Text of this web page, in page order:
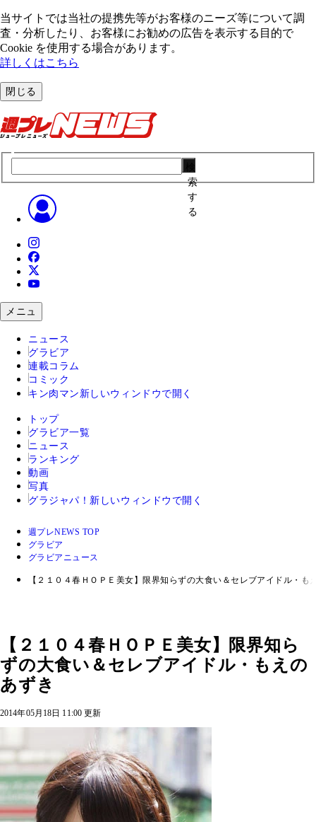
当サイトでは当社の提携先等がお客様のニーズ等について調
査・分析したり、お客様にお勧めの広告を表⽰する⽬的で
Cookie を使⽤する場合があります。
詳しくはこちら
閉じる
索
す
る
メニュ
ニュース
グラビア
連載コラム
コミック
キン肉マン 新しいウィンドウで開く
トップ
グラビア一覧
ニュース
ランキング
動画
写真
グラジャパ！ 新しいウィンドウで開く
週プレNEWS TOP
グラビア
グラビアニュース
【２１０４春ＨＯＰＥ美女】限界知らずの大食い＆セレブアイドル・も
【２１０４春ＨＯＰＥ美女】限界知ら
ずの大食い＆セレブアイドル・もえの
あずき
2014年05月18日 11:00 更新